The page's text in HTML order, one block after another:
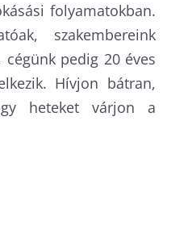
folyamatokban.
szakembereink
cégünk pedig 20 éves
Hívjon bátran,
heteket várjon a